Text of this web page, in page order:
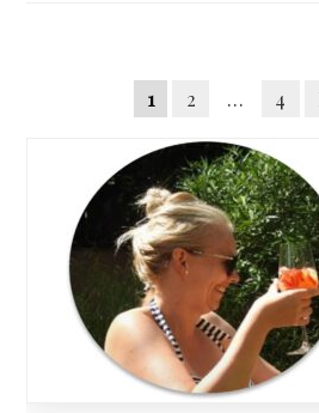
Posts
navigation
Beiträge
1 2 … 4